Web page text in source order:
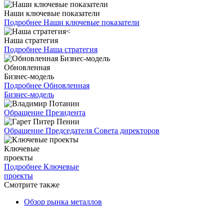
Наши ключевые показатели
Подробнее Наши ключевые показатели
Наша стратегия
Подробнее Наша стратегия
Обновленная
Бизнес-модель
Подробнее Обновленная
Бизнес-модель
Обращение Президента
Обращение Председателя Совета директоров
Ключевые
проекты
Подробнее Ключевые
проекты
Смотрите также
Обзор рынка металлов